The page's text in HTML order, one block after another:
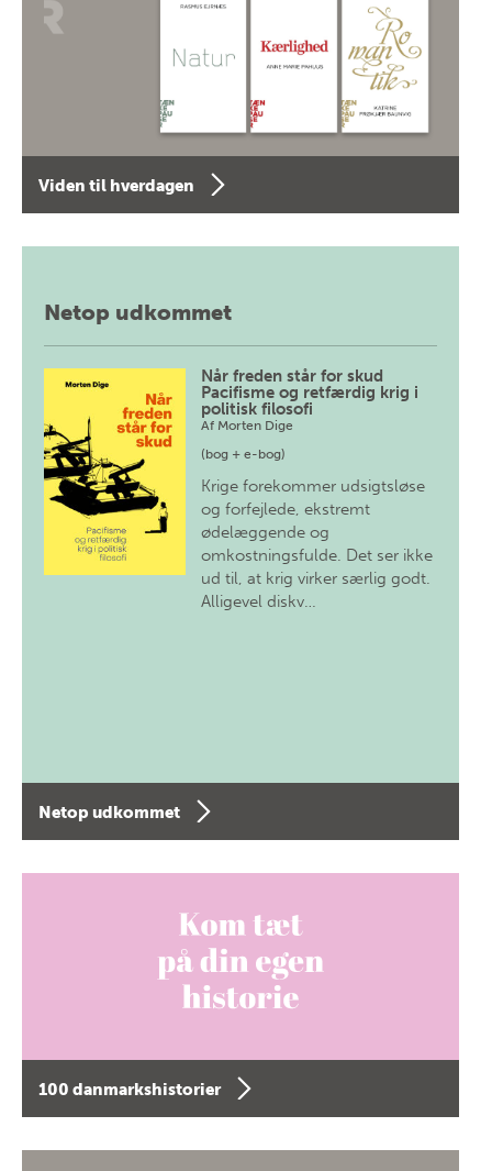
Viden til hverdagen
Netop udkommet
Når freden står for skud
Pacifisme og retfærdig krig i
politisk filosofi
Af Morten Dige
(bog + e-bog)
Krige forekommer udsigtsløse
og forfejlede, ekstremt
ødelæggende og
omkostningsfulde. Det ser ikke
ud til, at krig virker særlig godt.
Alligevel diskv…
Netop udkommet
100 danmarkshistorier